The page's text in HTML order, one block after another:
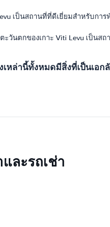
เป็นสถานที่ที่ดีเยี่ยมสำหรับก
วันตกของเกาะ Viti Levu เป็น
เหล่านี้ทั้งหมดมีสิ่งที่เป็นเ
ละรถเช่า